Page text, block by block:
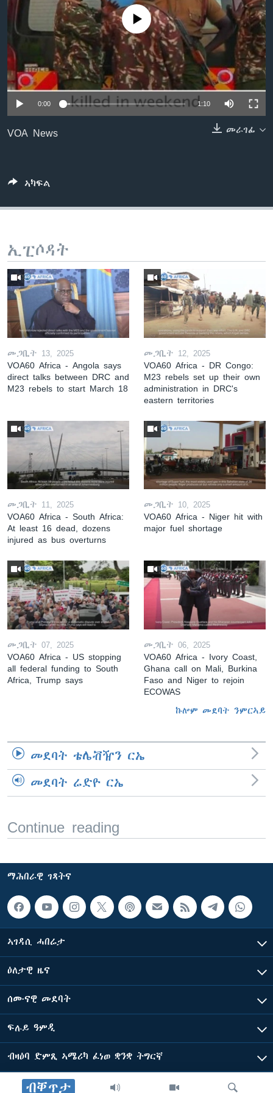
ቂሔ ጽልሚ
ቋንቋታት
ብቐጥታ
No media source currently available
0:00 1:10
መራገፊ
VOA News
ኣካፍል
ኢፒሶዳት
መጋቢት 13, 2025
VOA60 Africa - Angola says
direct talks between DRC and
M23 rebels to start March 18
መጋቢት 12, 2025
VOA60 Africa - DR Congo:
M23 rebels set up their own
administration in DRC's
eastern territories
መጋቢት 11, 2025
VOA60 Africa - South Africa:
At least 16 dead, dozens
injured as bus overturns
መጋቢት 10, 2025
VOA60 Africa - Niger hit with
major fuel shortage
መጋቢት 07, 2025
VOA60 Africa - US stopping
all federal funding to South
Africa, Trump says
መጋቢት 06, 2025
VOA60 Africa - Ivory Coast,
Ghana call on Mali, Burkina
Faso and Niger to rejoin
ECOWAS
ኩሎም መደባት ንምርኣይ
መደባት ቴሌቭዥን ርኤ
መደባት ሬድዮ ርኤ
Continue reading
ማሕበራዊ ገጻትና
ኣገዳሲ ሓበሬታ
ዕለታዊ ዜና
ሰሙናዊ መደባት
ፍሉይ ዓምዲ
ብዛዕባ ድምጺ ኣሜሪካ ፈነወ ቋንቋ ትግርኛ
ድምጺ ኣመሪካ ብመሰል ጸሓፊ ዝተሓለወዩ።